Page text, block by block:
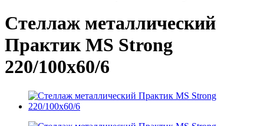
Стеллаж металлический
Практик MS Strong
220/100x60/6